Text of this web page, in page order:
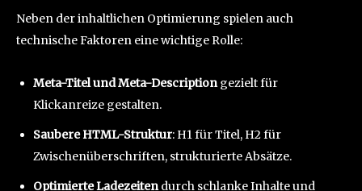
Neben der inhaltlichen Optimierung spielen auch
technische Faktoren eine wichtige Rolle:
Meta-Titel und Meta-Descriptiongezielt für
Klickanreize gestalten.
Saubere HTML-Struktur: H1 für Titel, H2 für
Zwischenüberschriften, strukturierte Absätze.
Optimierte Ladezeitendurch schlanke Inhalte und